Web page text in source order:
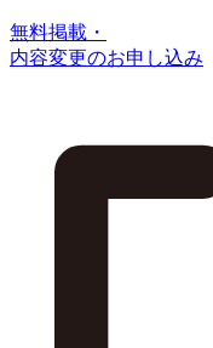
無料掲載・
内容変更のお申し込み